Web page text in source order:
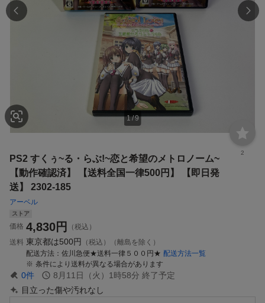
1/9
2
PS2 すくぅ~る・らぶ!~恋と希望のメトロノーム~
【動作確認済】 【送料全国一律500円】 【即日発
送】 2302-185
アーベル
ストア
価格 4,830円
（税込）
送料 東京都は500円
（税込）（離島を除く）
配送方法
佐川急便★送料一律５００円★ 配送方法一覧
条件により送料が異なる場合があります
0件 8月11日（火）1時58分 終了予定
目立った傷や汚れなし